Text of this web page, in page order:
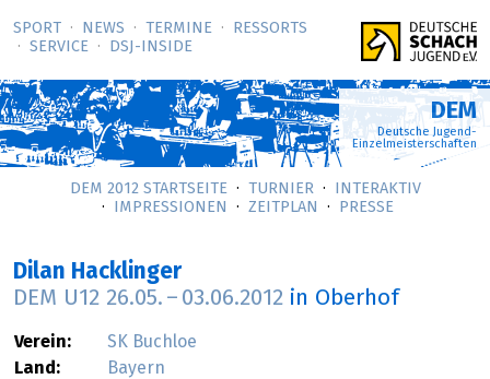
SPORT NEWS TERMINE
RESSORTS
SERVICE
DSJ-­INSIDE
DEM
Deutsche Jugend-
Einzelmeisterschaften
DEM 2012 STARTSEITE TURNIER
INTERAKTIV
IMPRESSIONEN
ZEITPLAN PRESSE
Dilan Hacklinger
DEM U12 26.05. – 03.06.2012 in Oberhof
Verein:
SK Buchloe
Land:
Bayern